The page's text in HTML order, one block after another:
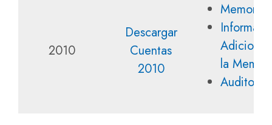
2010
Descargar
Cuentas
2010
Memoria
la
Auditoría